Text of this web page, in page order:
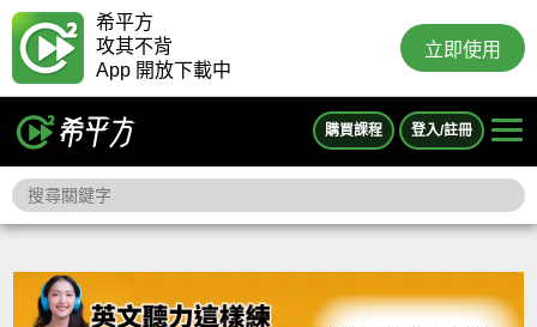
希平方
攻其不背
App 開放下載中
立即使用
購買課程 登入/註冊